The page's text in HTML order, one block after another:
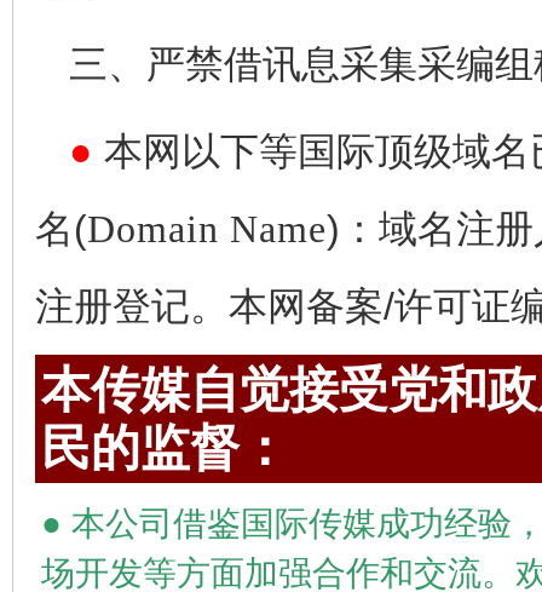
三、严禁借讯息采集采编
● 本网以下等国际顶级域
名(Domain Name)：域名注
注册登记。本网备案/许可证
本传媒自觉接受党和
民的监督：
● 本公司借鉴国际传媒成功经验
场开发等方面加强合作和交流。